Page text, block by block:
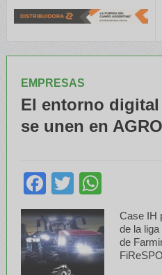
EMPRESAS
El entorno
se unen en
Facebook
Twitter
Case IH
de la
de